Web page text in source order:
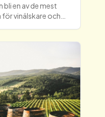
bli en av de mest
vinälskare och